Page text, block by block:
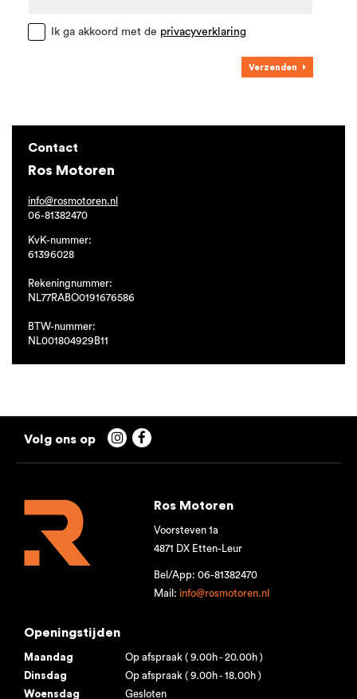
Ik ga akkoord met de privacyverklaring
Verzenden
Contact
Ros Motoren
info@rosmotoren.nl
06-81382470
KvK-nummer:
61396028
Rekeningnummer:
NL77RABO0191676586
BTW-nummer:
NL001804929B11
 
Ros Motoren
Voorsteven 1a
4871 DX Etten-Leur
Bel/App: 06-81382470
Mail: info@rosmotoren.nl
Openingstijden
Maandag
Op afspraak ( 9.00h - 20.00h )
Dinsdag
Op afspraak ( 9.00h - 18.00h )
Woensdag
Gesloten